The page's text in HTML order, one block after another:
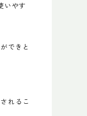
いやす
できと
れるこ